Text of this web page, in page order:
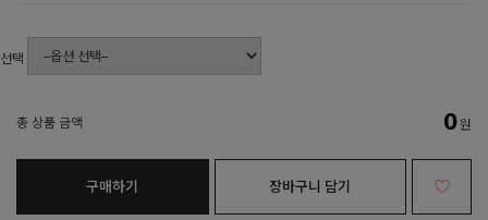
선택
총 상품 금액 0원
구매하기 장바구니 담기